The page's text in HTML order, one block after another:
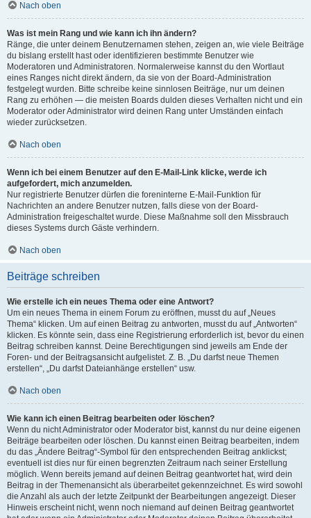
Nach oben
Was ist mein Rang und wie kann ich ihn ändern?
Ränge, die unter deinem Benutzernamen stehen, zeigen an, wie viele Beiträge
du bislang erstellt hast oder identifizieren bestimmte Benutzer wie
Moderatoren und Administratoren. Normalerweise kannst du den Wortlaut
eines Ranges nicht direkt ändern, da sie von der Board-Administration
festgelegt wurden. Bitte schreibe keine sinnlosen Beiträge, nur um deinen
Rang zu erhöhen — die meisten Boards dulden dieses Verhalten nicht und ein
Moderator oder Administrator wird deinen Rang unter Umständen einfach
wieder zurücksetzen.
Nach oben
Wenn ich bei einem Benutzer auf den E-Mail-Link klicke, werde ich
aufgefordert, mich anzumelden.
Nur registrierte Benutzer dürfen die foreninterne E-Mail-Funktion für
Nachrichten an andere Benutzer nutzen, falls diese von der Board-
Administration freigeschaltet wurde. Diese Maßnahme soll den Missbrauch
dieses Systems durch Gäste verhindern.
Nach oben
Beiträge schreiben
Wie erstelle ich ein neues Thema oder eine Antwort?
Um ein neues Thema in einem Forum zu eröffnen, musst du auf „Neues
Thema“ klicken. Um auf einen Beitrag zu antworten, musst du auf „Antworten“
klicken. Es könnte sein, dass eine Registrierung erforderlich ist, bevor du einen
Beitrag schreiben kannst. Deine Berechtigungen sind jeweils am Ende der
Foren- und der Beitragsansicht aufgelistet. Z. B. „Du darfst neue Themen
erstellen“, „Du darfst Dateianhänge erstellen“ usw.
Nach oben
Wie kann ich einen Beitrag bearbeiten oder löschen?
Wenn du nicht Administrator oder Moderator bist, kannst du nur deine eigenen
Beiträge bearbeiten oder löschen. Du kannst einen Beitrag bearbeiten, indem
du das „Ändere Beitrag“-Symbol für den entsprechenden Beitrag anklickst;
eventuell ist dies nur für einen begrenzten Zeitraum nach seiner Erstellung
möglich. Wenn bereits jemand auf deinen Beitrag geantwortet hat, wird dein
Beitrag in der Themenansicht als überarbeitet gekennzeichnet. Es wird sowohl
die Anzahl als auch der letzte Zeitpunkt der Bearbeitungen angezeigt. Dieser
Hinweis erscheint nicht, wenn noch niemand auf deinen Beitrag geantwortet